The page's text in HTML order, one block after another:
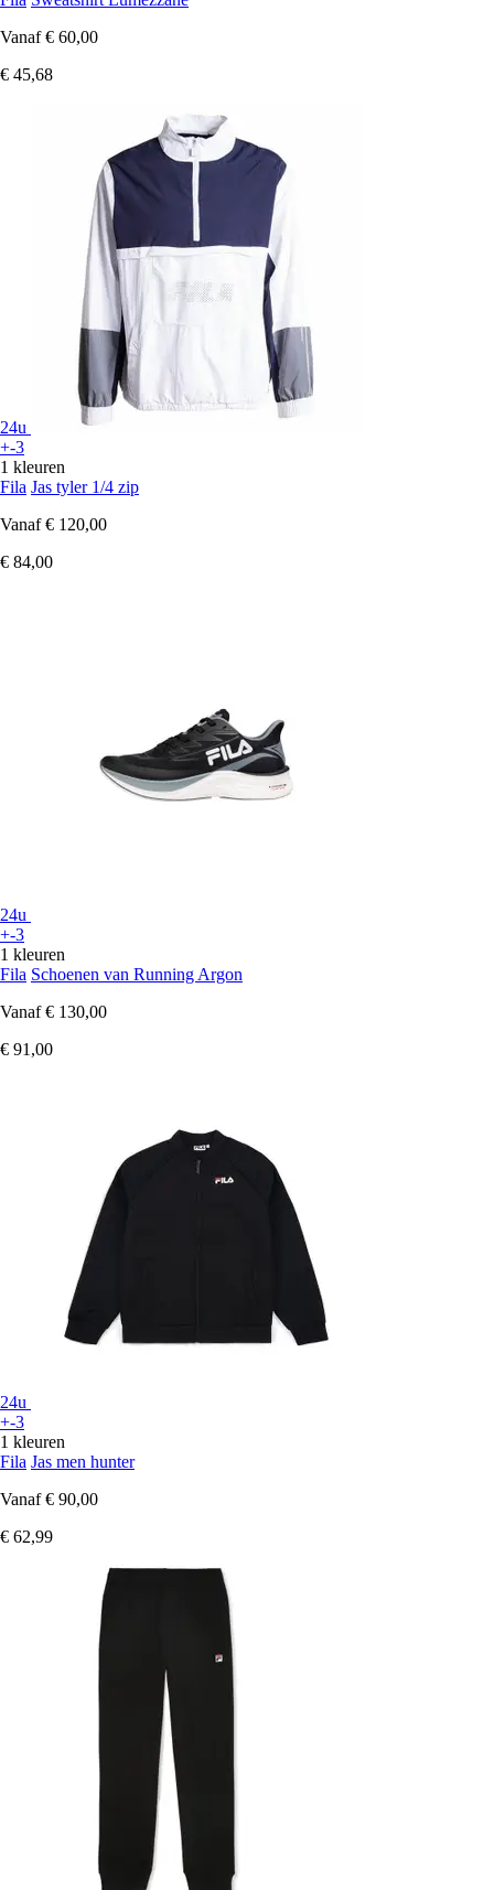
Vanaf € 60,00
€ 45,68
24u
+-3
1 kleuren
Fila Jas tyler 1/4 zip
Vanaf € 120,00
€ 84,00
24u
+-3
1 kleuren
Fila Schoenen van Running Argon
Vanaf € 130,00
€ 91,00
24u
+-3
1 kleuren
Fila Jas men hunter
Vanaf € 90,00
€ 62,99